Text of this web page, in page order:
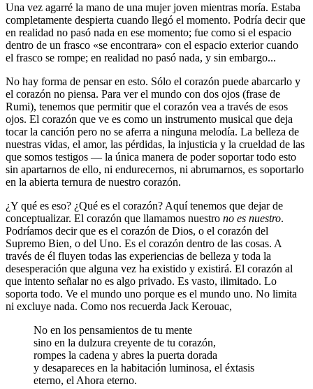
Una vez agarré la mano de una mujer joven mientras moría. Estaba
completamente despierta cuando llegó el momento. Podría decir que
en realidad no pasó nada en ese momento; fue como si el espacio
dentro de un frasco «se encontrara» con el espacio exterior cuando
el frasco se rompe; en realidad no pasó nada, y sin embargo...
No hay forma de pensar en esto. Sólo el corazón puede abarcarlo y
el corazón no piensa. Para ver el mundo con dos ojos (frase de
Rumi), tenemos que permitir que el corazón vea a través de esos
ojos. El corazón que ve es como un instrumento musical que deja
tocar la canción pero no se aferra a ninguna melodía. La belleza de
nuestras vidas, el amor, las pérdidas, la injusticia y la crueldad de las
que somos testigos — la única manera de poder soportar todo esto
sin apartarnos de ello, ni endurecernos, ni abrumarnos, es soportarlo
en la abierta ternura de nuestro corazón.
¿Y qué es eso? ¿Qué es el corazón? Aquí tenemos que dejar de
conceptualizar. El corazón que llamamos nuestro no es nuestro.
Podríamos decir que es el corazón de Dios, o el corazón del
Supremo Bien, o del Uno. Es el corazón dentro de las cosas. A
través de él fluyen todas las experiencias de belleza y toda la
desesperación que alguna vez ha existido y existirá. El corazón al
que intento señalar no es algo privado. Es vasto, ilimitado. Lo
soporta todo. Ve el mundo uno porque es el mundo uno. No limita
ni excluye nada. Como nos recuerda Jack Kerouac,
No en los pensamientos de tu mente
sino en la dulzura creyente de tu corazón,
rompes la cadena y abres la puerta dorada
y desapareces en la habitación luminosa, el éxtasis
eterno, el Ahora eterno.